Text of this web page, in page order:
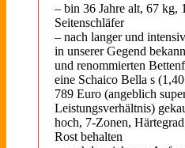
– bin 36 Jahre alt, 67 kg,
Seitenschläfer
– nach langer und
in unserer Gegend
und renommierten
eine Schaico Bella s
789 Euro (angeblich
Leistungsverhältnis)
hoch, 7-Zonen,
Rost behalten